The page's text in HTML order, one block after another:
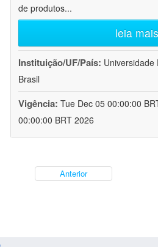
de produtos...
leia mais
Instituição/UF/País: Universidade
Brasil
Vigência: Tue Dec 05 00:00:00
00:00:00 BRT 2026
Anterior